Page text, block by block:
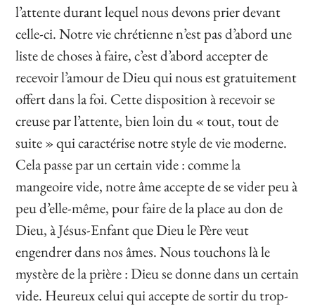
l’attente durant lequel nous devons prier devant
celle-ci. Notre vie chrétienne n’est pas d’abord une
liste de choses à faire, c’est d’abord accepter de
recevoir l’amour de Dieu qui nous est gratuitement
offert dans la foi. Cette disposition à recevoir se
creuse par l’attente,bien loin du « tout, tout de
suite » qui caractérise notre style de vie moderne.
Cela passe par un certain vide : comme la
mangeoire vide, notre âme accepte de se vider peu à
peu d’elle-même, pour faire de la place au don de
Dieu, à Jésus-Enfant que Dieu le Père veut
engendrer dans nos âmes. Nous touchons là le
mystère de la prière : Dieu se donne dans un certain
vide. Heureux celui qui accepte de sortir du trop-